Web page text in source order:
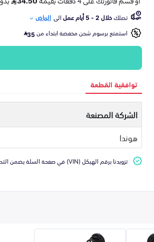
تصلكخلال 2 - 5 أيام عمل الى الرياض
استمتع برسوم شحن مخفضة ابتداء من35
توافقية القطعة
الشركة المصنعة
هوندا
تزويدنا برقم الهيكل (VIN) في صفحة السلة يضمن التطابق التام للقطعة مع سيارتك